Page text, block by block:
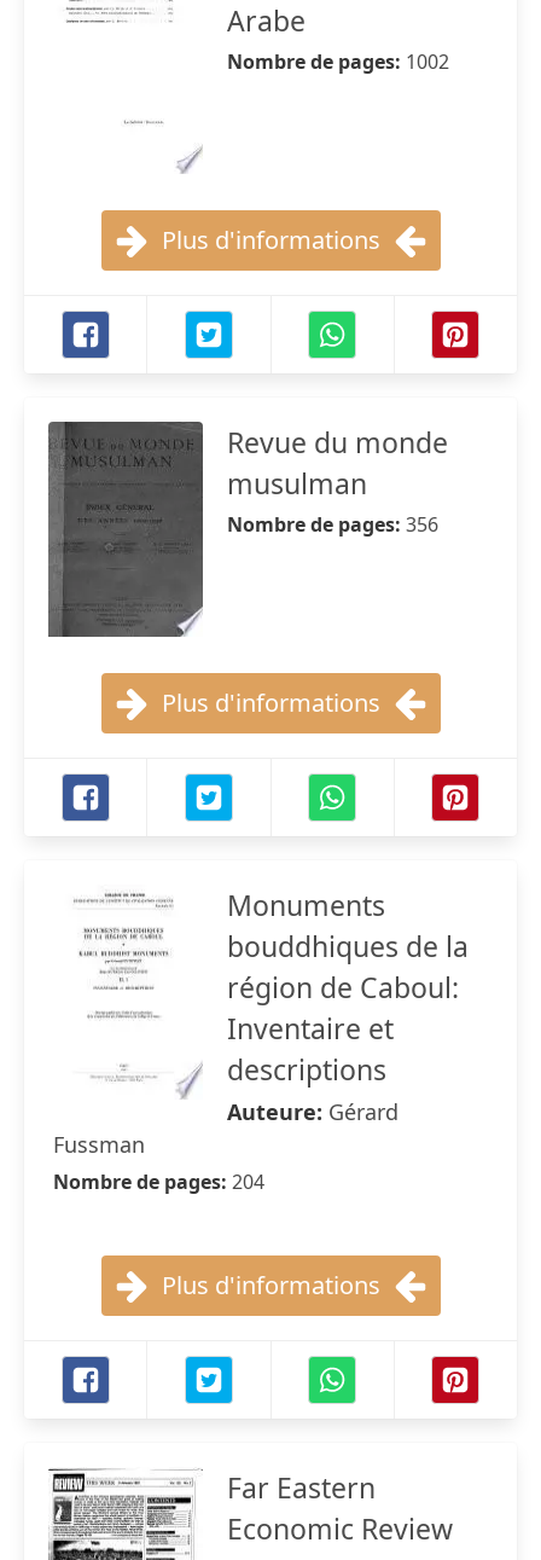
Arabe
Nombre de pages: 1002
Plus d'informations
Revue du monde
musulman
Nombre de pages: 356
Plus d'informations
Monuments
bouddhiques de la
région de Caboul:
Inventaire et
descriptions
Auteure: Gérard
Fussman
Nombre de pages: 204
Plus d'informations
Far Eastern
Economic Review